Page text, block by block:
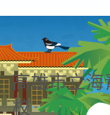
高雄市立海
校